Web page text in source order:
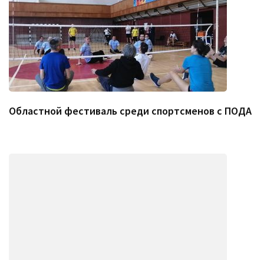
Областной фестиваль среди спортсменов с ПОДА